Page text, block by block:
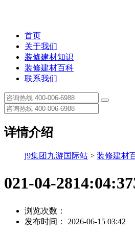
首页
关于我们
装修建材知识
装修建材百科
联系我们
详情介绍
j9集团九游国际站 > 装修建材
021-04-
浏览次数：
发布时间： 2026-06-15 03:42